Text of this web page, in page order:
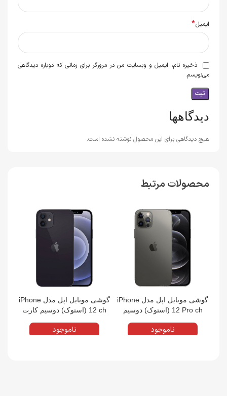
دیدگاهها
هیچ دیدگاهی برای این محصول نوشته نشده است.
ایمیل*
ذخیره نام، ایمیل و وبسایت من در مرورگر برای زمانی که دوباره دیدگاهی
می‌نویسم.
محصولات مرتبط
گوشی موبایل اپل مدل iPhone
12 Pro ch (استوک) دوسیم
ناموجود
گوشی موبایل اپل مدل iPhone
12 ch (استوک) دوسیم کارت
گیگابایت | پک اصلی (M)
ناموجود